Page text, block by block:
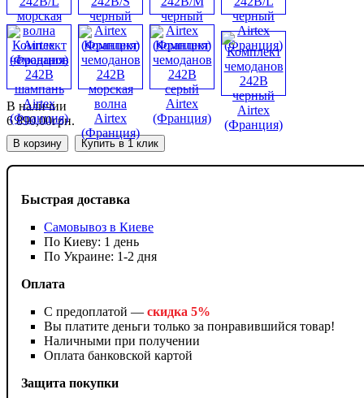
Быстрая доставка
Самовывоз в Киеве
По Киеву: 1 день
По Украине: 1-2 дня
Оплата
С предоплатой — скидка 5%
Вы платите деньги только за понравившийся товар!
Наличными при получении
Оплата банковской картой
Защита покупки
В наличии
6 890,00грн.
В корзину Купить в 1 клик